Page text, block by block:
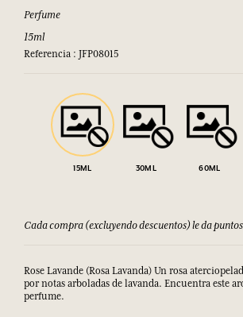
Perfume
15ml
Referencia : JFP08015
15ML 30ML 60ML
Cada compra (excluyendo descuentos) le da puntos
Rose Lavande (Rosa Lavanda) Un rosa
por notas arboladas de lavanda. Encuentra este
perfume.